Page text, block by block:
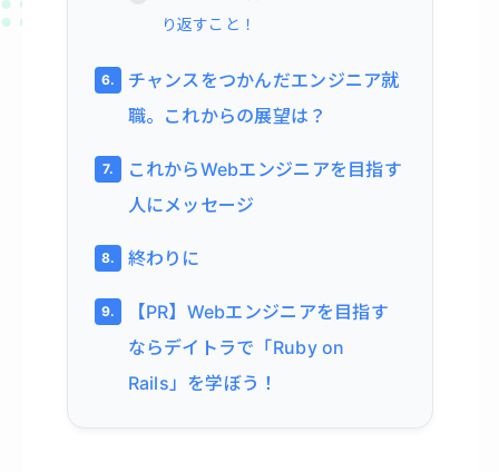
り返すこと！
チャンスをつかんだエンジニア就
職。これからの展望は？
これからWebエンジニアを目指す
人にメッセージ
終わりに
【PR】Webエンジニアを目指す
ならデイトラで「Ruby on
Rails」を学ぼう！